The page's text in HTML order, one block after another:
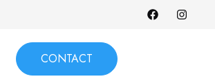
CONTACT